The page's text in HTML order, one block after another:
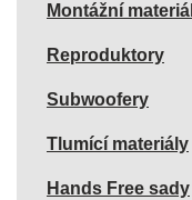
Montážní materiál
Reproduktory
Subwoofery
Tlumící materiály
Hands Free sady